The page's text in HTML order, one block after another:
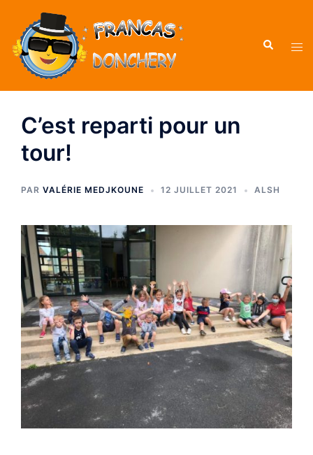
C’est reparti pour un
tour!
PAR VALÉRIE MEDJKOUNE 12 JUILLET 2021 ALSH